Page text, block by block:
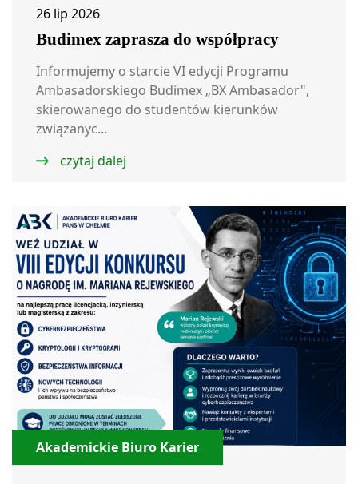
26 lip 2026
Budimex zaprasza do współpracy
Informujemy o starcie VI edycji Programu
Ambasadorskiego Budimex „BX Ambasador",
skierowanego do studentów kierunków
związanyc...
czytaj dalej
Akademickie Biuro Karier